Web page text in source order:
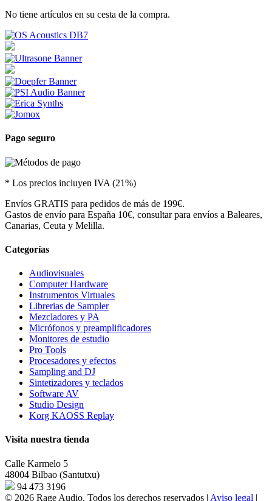
No tiene artículos en su cesta de la compra.
Pago seguro
* Los precios incluyen IVA (21%)
Envíos GRATIS para pedidos de más de 199€.
Gastos de envío para España 10€, consultar para envíos a Baleares,
Canarias, Ceuta y Melilla.
Categorías
Audiovisuales
Computer Hardware
Instrumentos Virtuales
Librerias de Sampler
Mezcladores y PA
Micrófonos y preamplificadores
Monitores de estudio
Pro Tools
Procesadores y efectos
Sampling and DJ
Sintetizadores y teclados
Software AV
Studio Design
Korg KAOSS Replay
Visita nuestra tienda
Calle Karmelo 5
48004 Bilbao (Santutxu)
94 473 3196
© 2026 Rage Audio. Todos los derechos reservados | Aviso legal |